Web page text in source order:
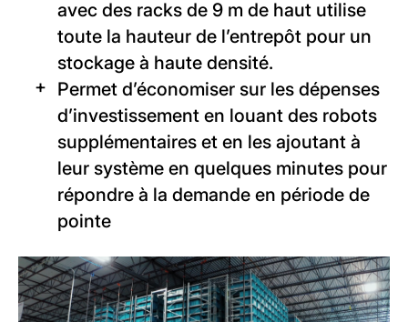
avec des racks de 9 m de haut utilise
toute la hauteur de l’entrepôt pour un
stockage à haute densité.
Permet d’économiser sur les dépenses
d’investissement en louant des robots
supplémentaires et en les ajoutant à
leur système en quelques minutes pour
répondre à la demande en période de
pointe